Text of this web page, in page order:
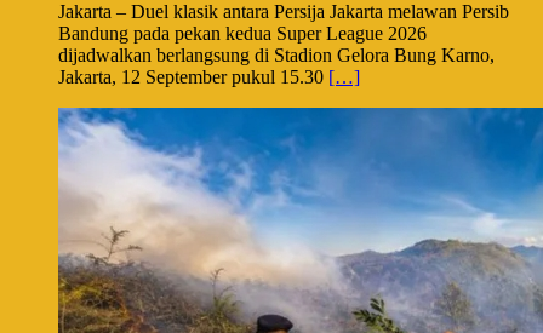
Jakarta – Duel klasik antara Persija Jakarta melawan Persib
Bandung pada pekan kedua Super League 2026
dijadwalkan berlangsung di Stadion Gelora Bung Karno,
Jakarta, 12 September pukul 15.30 […]